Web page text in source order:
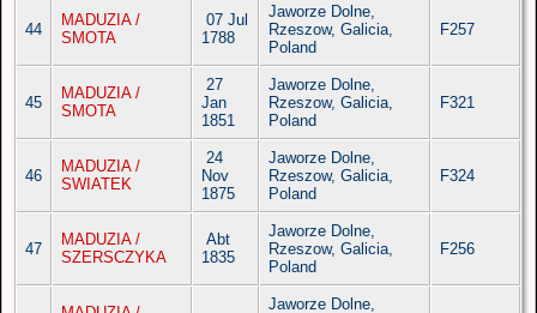
44
MADUZIA /
SMOTA
07 Jul
1788
Jaworze Dolne,
Rzeszow, Galicia,
Poland
F257
45
MADUZIA /
SMOTA
27
Jan
1851
Jaworze Dolne,
Rzeszow, Galicia,
Poland
F321
46
MADUZIA /
SWIATEK
24
Nov
1875
Jaworze Dolne,
Rzeszow, Galicia,
Poland
F324
47
MADUZIA /
SZERSCZYKA
Abt
1835
Jaworze Dolne,
Rzeszow, Galicia,
Poland
F256
Jaworze Dolne,